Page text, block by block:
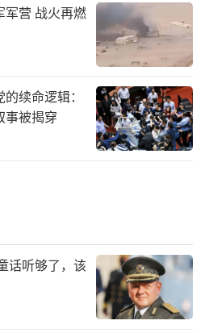
军营 战火再燃
续命逻辑：
被揭穿
话听够了，该